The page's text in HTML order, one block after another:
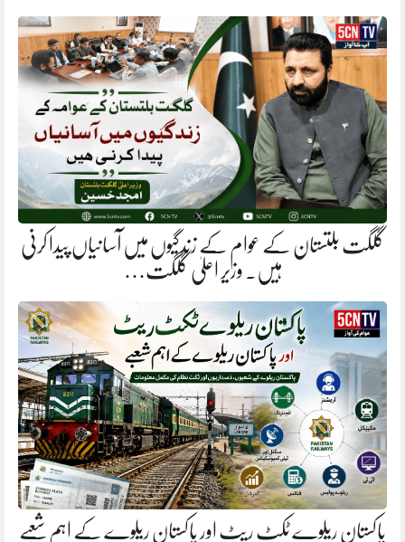
گلگت بلتستان کے عوام کے زندگیوں میں آسانیاں پیدا کرنی
ہیں. وزیر اعلیٰ گلگت…
پاکستان ریلوے ٹکٹ ریٹ اور پاکستان ریلوے کے اہم شعبے